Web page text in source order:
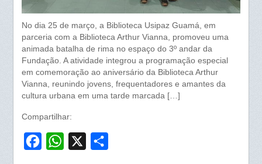
No dia 25 de março, a Biblioteca Usipaz Guamá, em
parceria com a Biblioteca Arthur Vianna, promoveu uma
animada batalha de rima no espaço do 3º andar da
Fundação. A atividade integrou a programação especial
em comemoração ao aniversário da Biblioteca Arthur
Vianna, reunindo jovens, frequentadores e amantes da
cultura urbana em uma tarde marcada […]
Compartilhar:
W